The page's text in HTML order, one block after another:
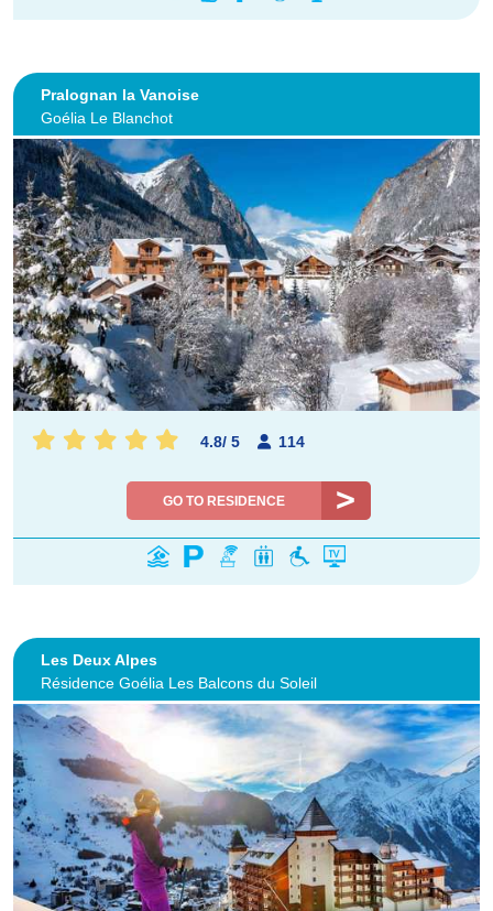
Pralognan la Vanoise
Goélia Le Blanchot
4.8/ 5 114
GO TO RESIDENCE
Les Deux Alpes
Résidence Goélia Les Balcons du Soleil